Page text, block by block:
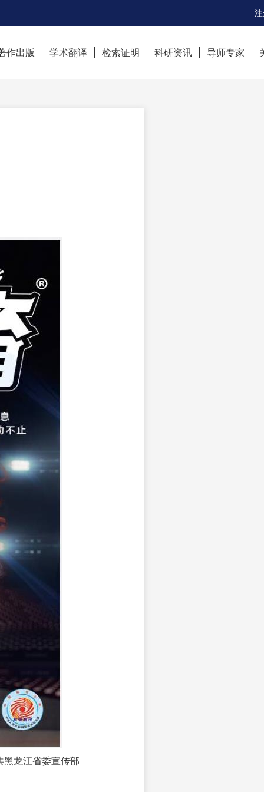
作出版 学术翻译 检索证明 科研资讯 导师专家
黑龙江省委宣传部